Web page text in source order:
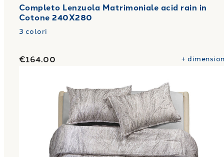
Completo Lenzuola Matrimoniale acid rain in
Cotone 240X280
3 colori
€164.00 +